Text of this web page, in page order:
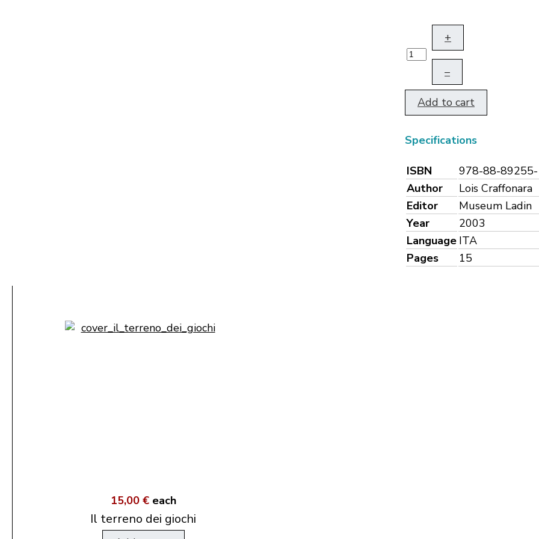
+
–
Add to cart
Specifications
ISBN
978-88-
Author
Lois Craffonara
Editor
Museum Ladin
Year
2003
Language ITA
Pages
15
15,00 € each
Il terreno dei giochi